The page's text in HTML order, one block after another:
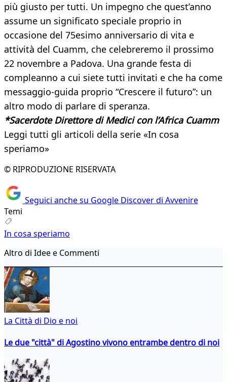
più giusto per tutti. Un impegno che quest’anno
assume un significato speciale proprio in
occasione del 75esimo anniversario di vita e
attività del Cuamm, che celebreremo il prossimo
22 novembre a Padova. Una grande festa di
compleanno a cui siete tutti invitati e che ha come
messaggio-guida proprio “Crescere il futuro”: un
altro modo di parlare di speranza.
*Sacerdote Direttore di Medici con l’Africa Cuamm
Leggi tutti gli articoli della serie «In cosa
speriamo»
© RIPRODUZIONE RISERVATA
Seguici anche su Google Discover di Avvenire
Temi
In cosa speriamo
Altro di Idee e Commenti
La Città di Dio e noi
Le due "città" di Agostino vivono entrambe dentro di noi